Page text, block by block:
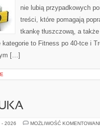
nie lubią przypadkowych
treści, które pomagają
tkankę tłuszczową, a
to Fitness po 40-tce i
[…]
- 2026 MOŻLIWOŚĆ